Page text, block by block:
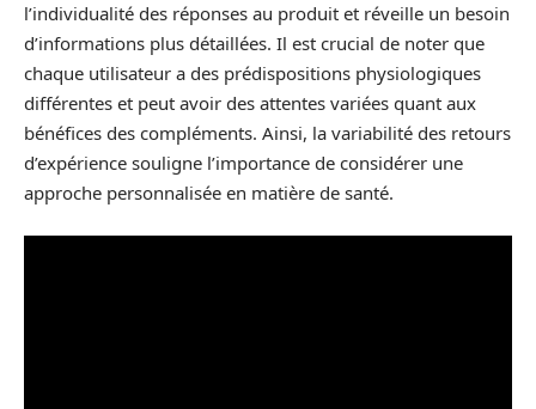
l’individualité des réponses au produit et réveille un besoin
d’informations plus détaillées. Il est crucial de noter que
chaque utilisateur a des prédispositions physiologiques
différentes et peut avoir des attentes variées quant aux
bénéfices des compléments. Ainsi, la variabilité des retours
d’expérience souligne l’importance de considérer une
approche personnalisée en matière de santé.